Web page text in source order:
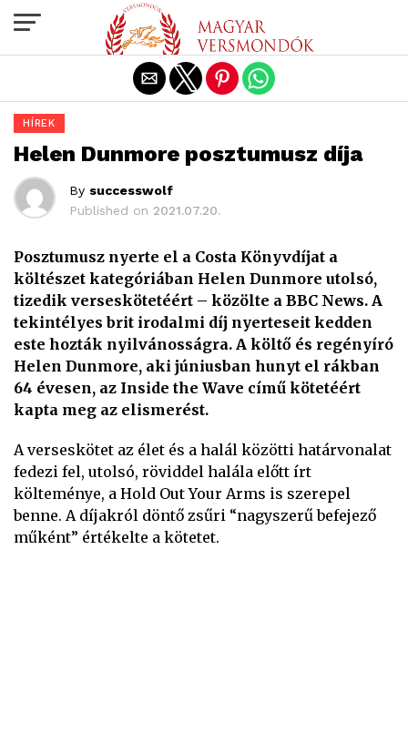
HÍREK
Helen Dunmore posztumusz díja
By successwolf
Published on 2021.07.20.
Posztumusz nyerte el a Costa Könyvdíjat a
költészet kategóriában Helen Dunmore utolsó,
tizedik verseskötetéért – közölte a BBC News. A
tekintélyes brit irodalmi díj nyerteseit kedden
este hozták nyilvánosságra. A költő és regényíró
Helen Dunmore, aki júniusban hunyt el rákban
64 évesen, az Inside the Wave című kötetéért
kapta meg az elismerést.
A verseskötet az élet és a halál közötti határvonalat
fedezi fel, utolsó, röviddel halála előtt írt
költeménye, a Hold Out Your Arms is szerepel
benne. A díjakról döntő zsűri “nagyszerű befejező
műként” értékelte a kötetet.
Exit mobile version